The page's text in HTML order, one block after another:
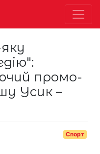
промо-
Усик –
Спорт